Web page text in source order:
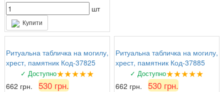
шт
Купити
Ритуальна табличка на могилу,
хрест, памятник Код-37825
✓ Доступно★★★★★
662 грн. 530 грн.
Ритуальна табличка на могилу,
хрест, памятник Код-37885
✓ Доступно★★★★★
662 грн. 530 грн.